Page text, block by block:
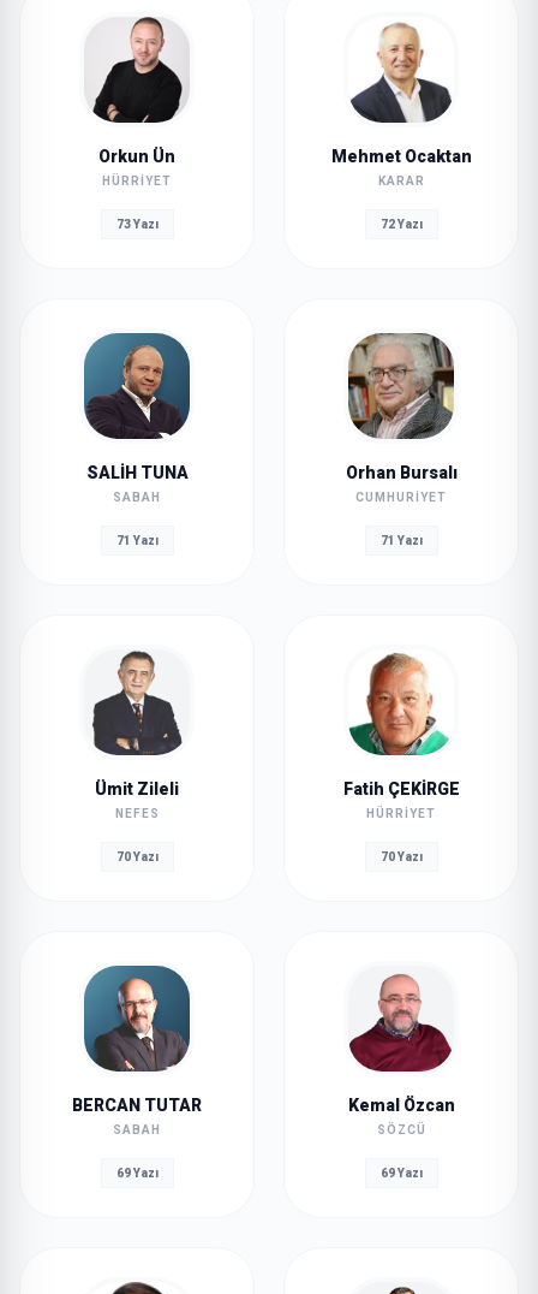
Orkun Ün
HÜRRIYET
73 Yazı
Mehmet Ocaktan
KARAR
72 Yazı
SALİH TUNA
SABAH
71 Yazı
Orhan Bursalı
CUMHURIYET
71 Yazı
Ümit Zileli
NEFES
70 Yazı
Fatih ÇEKİRGE
HÜRRIYET
70 Yazı
BERCAN TUTAR
SABAH
69 Yazı
Kemal Özcan
SÖZCÜ
69 Yazı